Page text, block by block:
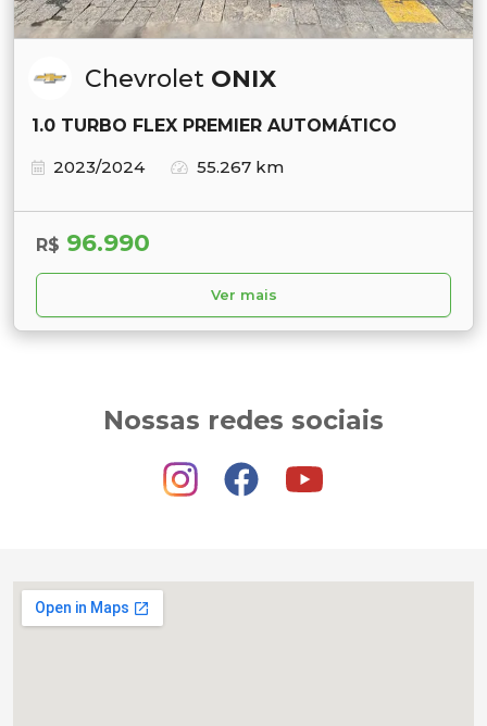
Chevrolet ONIX
1.0 TURBO FLEX PREMIER AUTOMÁTICO
2023/2024
55.267 km
R$ 96.990
Ver mais
Nossas redes sociais